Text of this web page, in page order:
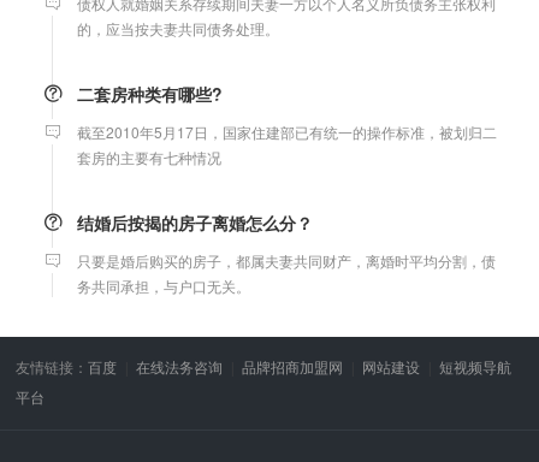
的，应当按夫妻共同债务处理。
二套房种类有哪些?
套房的主要有七种情况
结婚后按揭的房子离婚怎么分？
务共同承担，与户口无关。
微信转账凭证能证明存在借款关系吗？
出借人只提供微信转账凭证，只能证明双方的借贷关系生效，但是
友情链接：百度 在线法务咨询 品牌招商加盟网 网站建设
短视频导航
平台